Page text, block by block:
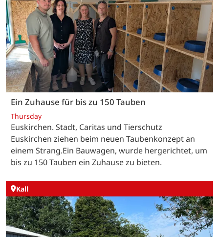
Ein Zuhause für bis zu 150 Tauben
Thursday
Euskirchen. Stadt, Caritas und Tierschutz
Euskirchen ziehen beim neuen Taubenkonzept an
einem Strang.Ein Bauwagen, wurde hergerichtet, um
bis zu 150 Tauben ein Zuhause zu bieten.
Kall